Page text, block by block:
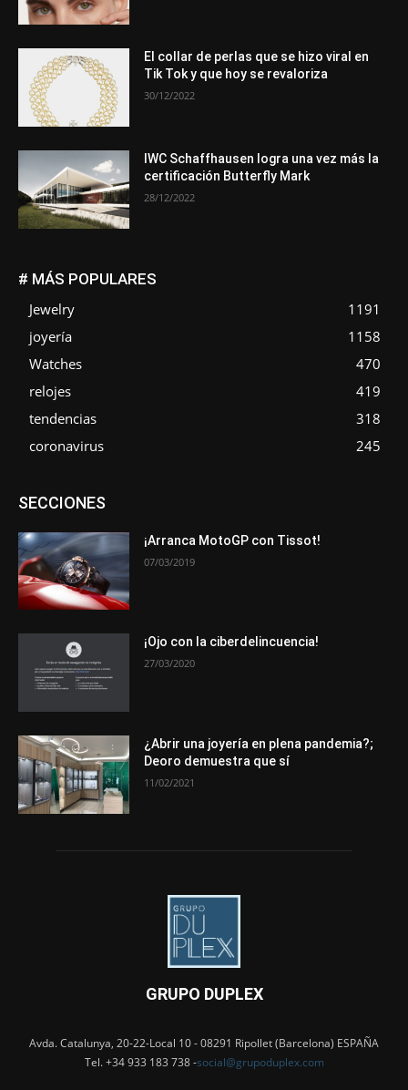
El collar de perlas que se hizo viral en
Tik Tok y que hoy se revaloriza
30/12/2022
IWC Schaffhausen logra una vez más la
certificación Butterfly Mark
28/12/2022
# MÁS POPULARES
Jewelry
1191
joyería
1158
Watches
470
relojes
419
tendencias
318
coronavirus
245
SECCIONESAsociaciones
Novedades
Opiniones Premios Secciones
¡Arranca MotoGP con Tissot!
07/03/2019
¡Ojo con la ciberdelincuencia!
27/03/2020
¿Abrir una joyería en plena pandemia?;
Deoro demuestra que sí
11/02/2021
GRUPO DUPLEX
Avda. Catalunya, 20-22-Local 10 - 08291 Ripollet (Barcelona) ESPAÑA
Tel. +34 933 183 738 -social@grupoduplex.com